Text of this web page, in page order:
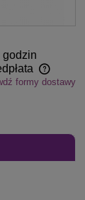
godzin
formy dostawy